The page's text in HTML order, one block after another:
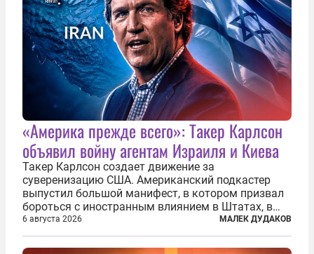
«Америка прежде всего»: Такер Карлсон
объявил войну агентам Израиля и Киева
Такер Карлсон создает движение за
суверенизацию США. Американский подкастер
выпустил большой манифест, в котором призвал
бороться с иностранным влиянием в Штатах, в
первую очередь имея в виду Израиль. А также
прекратить заморские войны, выплатить
репарации Ирану, остановить прием мигрантов...
6 августа 2026 МАЛЕК ДУДАКОВ